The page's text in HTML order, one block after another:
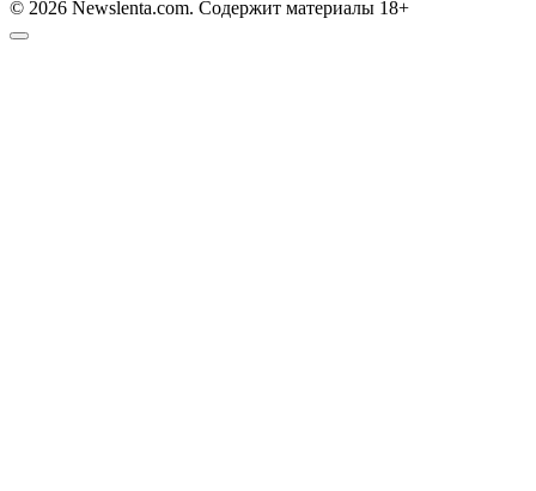
© 2026 Newslenta.com. Содержит материалы 18+